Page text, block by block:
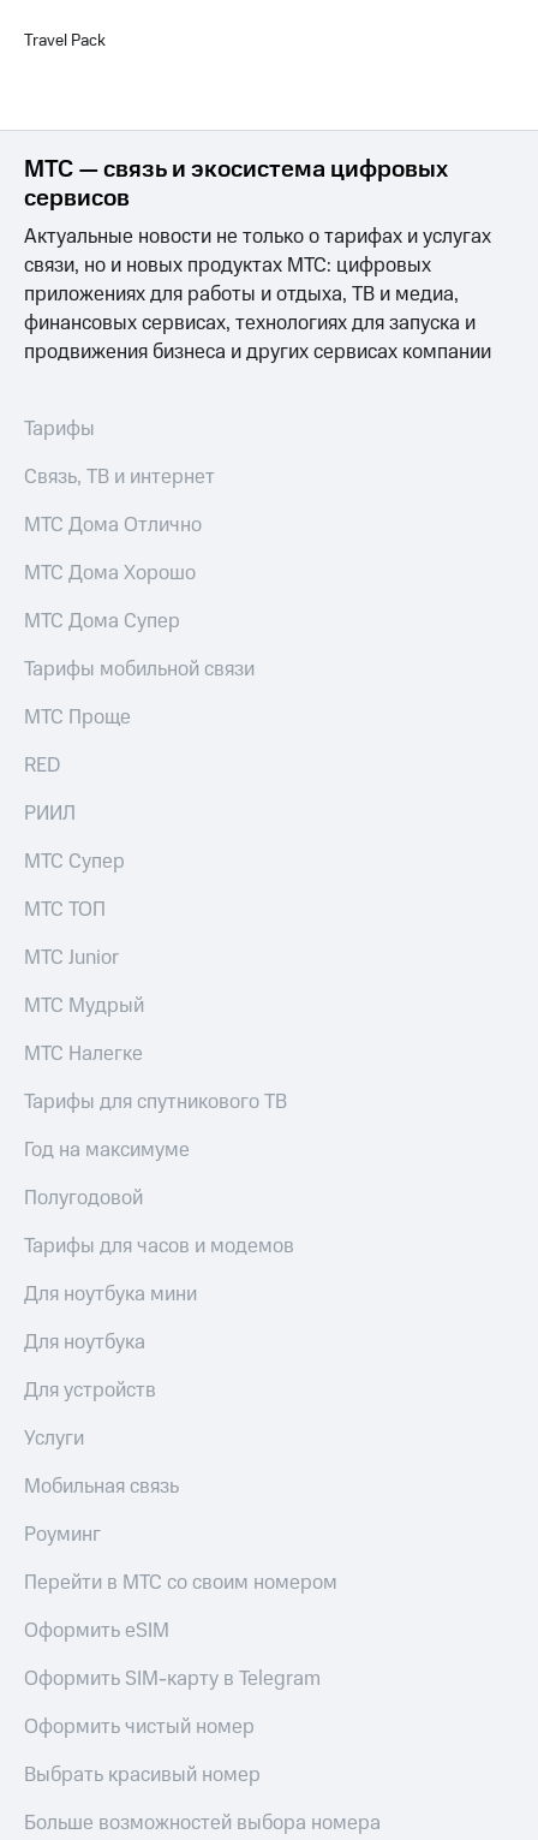
Travel Pack
МТС — связь и экосистема цифровых
сервисов
Актуальные новости не только о тарифах и услугах
связи, но и новых продуктах МТС: цифровых
приложениях для работы и отдыха, ТВ и медиа,
финансовых сервисах, технологиях для запуска и
продвижения бизнеса и других сервисах компании
Тарифы
Связь, ТВ и интернет
МТС Дома Отлично
МТС Дома Хорошо
МТС Дома Супер
Тарифы мобильной связи
МТС Проще
RED
РИИЛ
МТС Супер
МТС ТОП
МТС Junior
МТС Мудрый
МТС Налегке
Тарифы для спутникового ТВ
Год на максимуме
Полугодовой
Тарифы для часов и модемов
Для ноутбука мини
Для ноутбука
Для устройств
Услуги
Мобильная связь
Роуминг
Перейти в МТС со своим номером
Оформить eSIM
Оформить SIM-карту в Telegram
Оформить чистый номер
Выбрать красивый номер
Больше возможностей выбора номера